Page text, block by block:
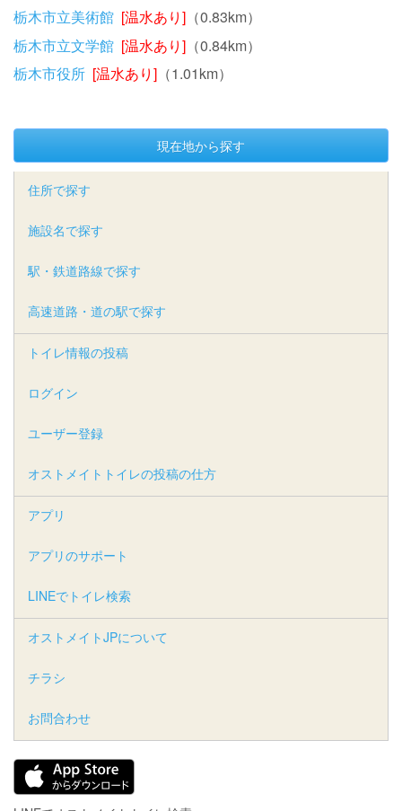
栃木市立美術館 [温水あり] （0.83km）
栃木市立文学館 [温水あり] （0.84km）
栃木市役所 [温水あり] （1.01km）
現在地から探す
住所で探す
施設名で探す
駅・鉄道路線で探す
高速道路・道の駅で探す
トイレ情報の投稿
ログイン
ユーザー登録
オストメイトトイレの投稿の仕方
アプリ
アプリのサポート
LINEでトイレ検索
オストメイトJPについて
チラシ
お問合わせ